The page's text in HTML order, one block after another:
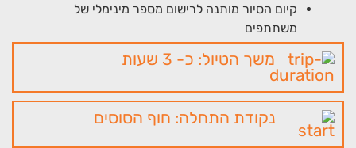
קיום הסיור מותנה לרישום מספר מינימלי של
משתתפים
משך הטיול: כ- 3 שעות
נקודת התחלה: חוף הסוסים